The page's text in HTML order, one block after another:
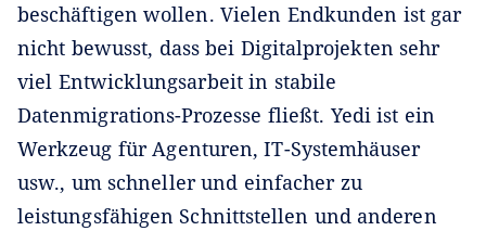
beschäftigen wollen. Vielen Endkunden ist gar
nicht bewusst, dass bei Digitalprojekten sehr
viel Entwicklungsarbeit in stabile
Datenmigrations-Prozesse fließt. Yedi ist ein
Werkzeug für Agenturen, IT-Systemhäuser
usw., um schneller und einfacher zu
leistungsfähigen Schnittstellen und anderen